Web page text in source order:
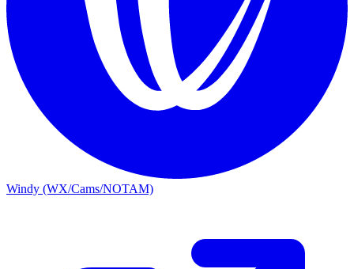
Windy (WX/Cams/NOTAM)